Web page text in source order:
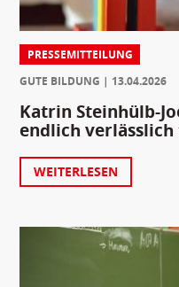
PRESSEMITTEILUNG
GUTE BILDUNG
13.04.2026
Katrin Steinhülb-
endlich
WEITERLESEN